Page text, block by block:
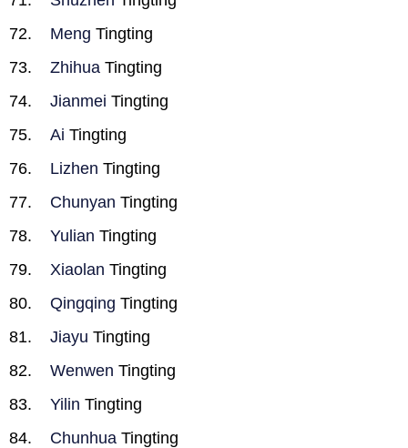
Meng Tingting
Zhihua Tingting
Jianmei Tingting
Ai Tingting
Lizhen Tingting
Chunyan Tingting
Yulian Tingting
Xiaolan Tingting
Qingqing Tingting
Jiayu Tingting
Wenwen Tingting
Yilin Tingting
Chunhua Tingting